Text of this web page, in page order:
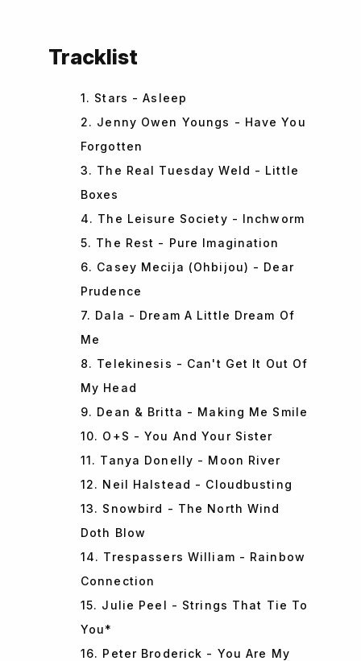
Tracklist
1. Stars - Asleep
2. Jenny Owen Youngs - Have You
Forgotten
3. The Real Tuesday Weld - Little
Boxes
4. The Leisure Society - Inchworm
5. The Rest - Pure Imagination
6. Casey Mecija (Ohbijou) - Dear
Prudence
7. Dala - Dream A Little Dream Of
Me
8. Telekinesis - Can't Get It Out Of
My Head
9. Dean & Britta - Making Me Smile
10. O+S - You And Your Sister
11. Tanya Donelly - Moon River
12. Neil Halstead - Cloudbusting
13. Snowbird - The North Wind
Doth Blow
14. Trespassers William - Rainbow
Connection
15. Julie Peel - Strings That Tie To
You*
16. Peter Broderick - You Are My